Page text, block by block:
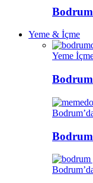
Yeme & İçme
Yeme